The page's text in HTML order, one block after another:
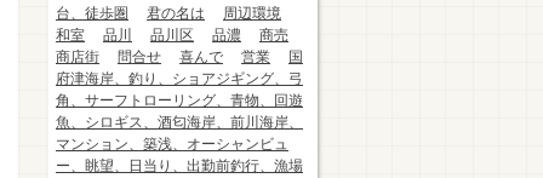
台、徒歩圏
君の名は
周辺環境
和室
品川 品川区 品濃
商売
商店街
問合せ 喜んで 営業
国
府津海岸、釣り、ショアジギング、弓
角、サーフトローリング、青物、回遊
魚、シロギス、酒匂海岸、前川海岸、
マンション、築浅、オーシャンビュ
ー、眺望、日当り、出勤前釣行、漁場